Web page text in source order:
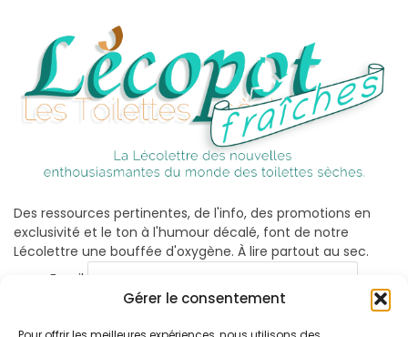
Gérer le consentement
Des ressources pertinentes, de l'info, des promotions en
exclusivité et le ton à l'humour décalé, font de notre
Lécolettre une bouffée d'oxygène. À lire partout au sec.
Email